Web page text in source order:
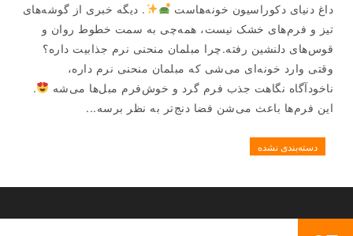
داغ دنیای دکوراسیون خونه‌هاست
. دیگه خبری از گوشه‌های
تیز و فرم‌های خشک نیست، همه‌چی به سمت خطوط روان و
قوس‌های دلنشین رفته.چرا مبلمان منحنی نرم جذابیت داره؟
وقتی وارد خونه‌ای می‌شی که مبلمان منحنی نرم داره،
ناخودآگاه نگاهت جذب فرم گرد و خوش‌فرم مبل‌ها می‌شه
.
این فرم‌ها باعث می‌شن فضا دنج‌تر به نظر برسه...
دسته‌بندی نشده